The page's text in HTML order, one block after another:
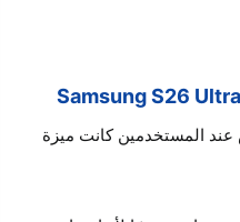
عند المستخدمين كانت ميزة